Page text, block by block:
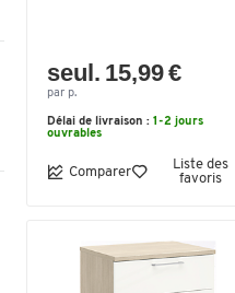
seul. 15,99 €
par p.
Délai de livraison : 1-2 jours
ouvrables
Comparer
Liste des
favoris